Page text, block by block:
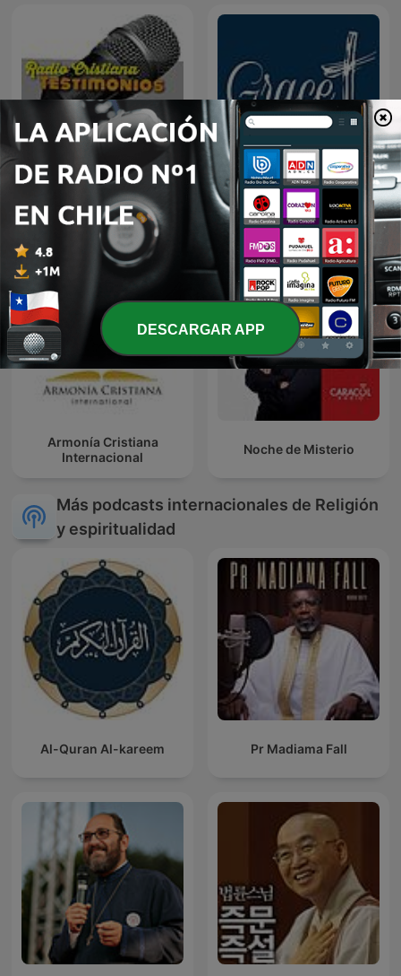
Radio Cristiana
Testimonios
https://gfcabot.com/
Armonía Cristiana
Internacional
Noche de Misterio
Más podcasts internacionales de Religión
y espiritualidad
Al-Quran Al-kareem Pr Madiama Fall
DESCARGAR APP